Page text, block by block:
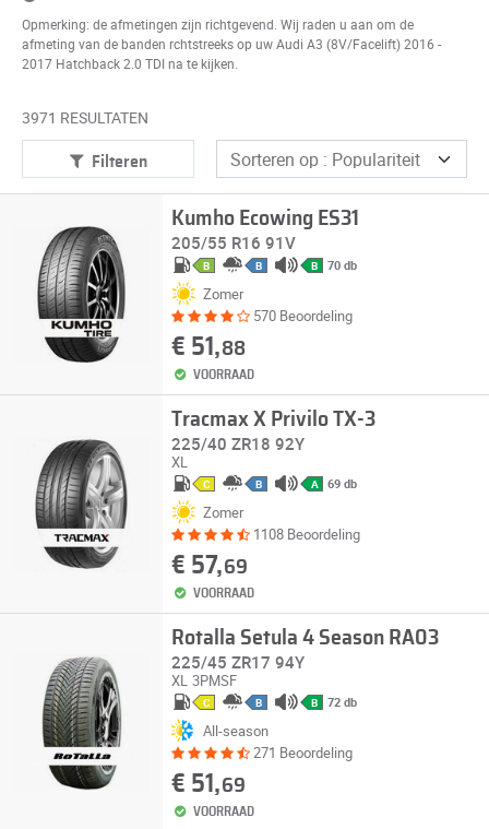
Opmerking: de afmetingen zijn richtgevend. Wij raden u aan om de
afmeting van de banden rchtstreeks op uw Audi A3 (8V/Facelift) 2016 -
2017 Hatchback 2.0 TDI na te kijken.
3971 RESULTATEN
Filteren
Kumho Ecowing ES31
205/55 R16 91V
B B B 70 db
Zomer
570 Beoordeling
€ 51,88
VOORRAAD
Tracmax X Privilo TX-3
225/40 ZR18 92Y
XL
C B A 69 db
Zomer
1108 Beoordeling
€ 57,69
VOORRAAD
Rotalla Setula 4 Season RA03
225/45 ZR17 94Y
XL 3PMSF
C B B 72 db
All-season
271 Beoordeling
€ 51,69
VOORRAAD